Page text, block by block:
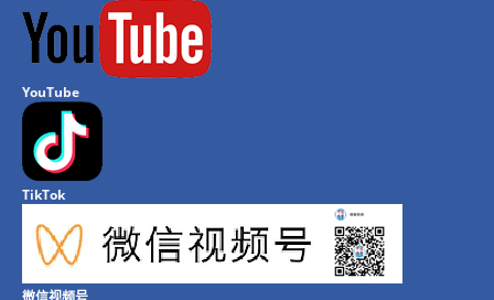
YouTube
TikTok